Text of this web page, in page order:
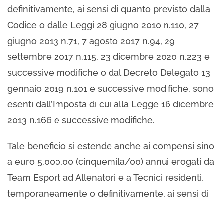
definitivamente, ai sensi di quanto previsto dalla
Codice o dalle Leggi 28 giugno 2010 n.110, 27
giugno 2013 n.71, 7 agosto 2017 n.94, 29
settembre 2017 n.115, 23 dicembre 2020 n.223 e
successive modifiche o dal Decreto Delegato 13
gennaio 2019 n.101 e successive modifiche, sono
esenti dall’Imposta di cui alla Legge 16 dicembre
2013 n.166 e successive modifiche.
Tale beneficio si estende anche ai compensi sino
a euro 5.000,00 (cinquemila/00) annui erogati da
Team Esport ad Allenatori e a Tecnici residenti,
temporaneamente o definitivamente, ai sensi di